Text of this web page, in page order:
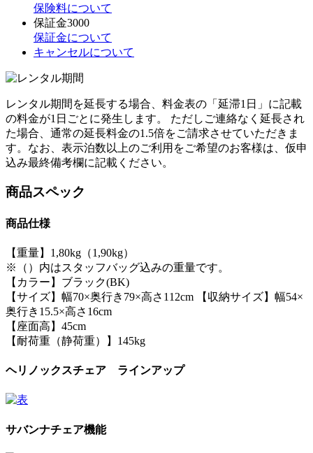
保険料について
保証金3000
保証金について
キャンセルについて
レンタル期間を延長する場合、料金表の「延滞1日」に記載
の料金が1日ごとに発生します。 ただしご連絡なく延長され
た場合、通常の延長料金の1.5倍をご請求させていただきま
す。なお、表示泊数以上のご利用をご希望のお客様は、仮申
込み最終備考欄に記載ください。
商品スペック
商品仕様
【重量】1,80kg（1,90kg）
※（）内はスタッフバッグ込みの重量です。
【カラー】ブラック(BK)
【サイズ】幅70×奥行き79×高さ112cm 【収納サイズ】幅54×
奥行き15.5×高さ16cm
【座面高】45cm
【耐荷重（静荷重）】145kg
ヘリノックスチェア ラインアップ
サバンナチェア機能